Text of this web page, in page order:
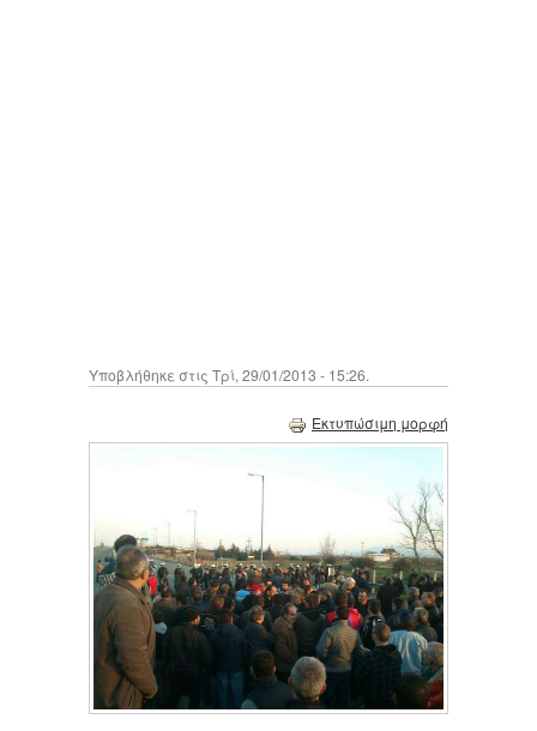
Υποβλήθηκε στις Τρί, 29/01/2013 - 15:26.
Εκτυπώσιμη μορφή